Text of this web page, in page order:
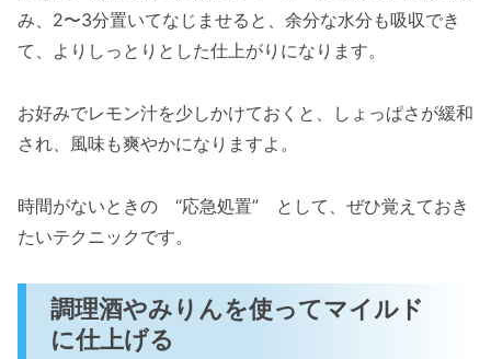
み、2〜3分置いてなじませると、余分な水分も吸収でき
て、よりしっとりとした仕上がりになります。
お好みでレモン汁を少しかけておくと、しょっぱさが緩和
され、風味も爽やかになりますよ。
時間がないときの “応急処置” として、ぜひ覚えておき
たいテクニックです。
調理酒やみりんを使ってマイルド
に仕上げる